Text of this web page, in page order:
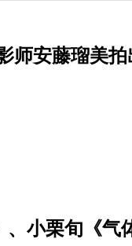
师安藤瑠美拍
、小栗旬《气